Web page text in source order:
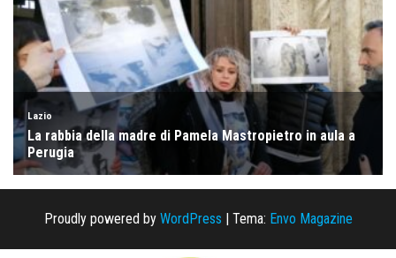
Proudly powered by WordPress | Tema: Envo Magazine